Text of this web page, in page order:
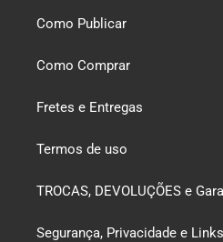
Como Publicar
Como Comprar
Fretes e Entregas
Termos de uso
TROCAS, DEVOLUÇÕES e
Segurança, Privacidade e Links